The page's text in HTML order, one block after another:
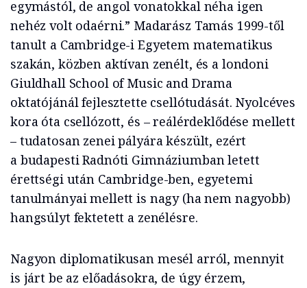
egymástól, de angol vonatokkal néha igen
nehéz volt odaérni.” Madarász Tamás 1999-től
tanult a Cambridge-i Egyetem matematikus
szakán, közben aktívan zenélt, és a londoni
Giuldhall School of Music and Drama
oktatójánál fejlesztette csellótudását. Nyolcéves
kora óta csellózott, és – reálérdeklődése mellett
– tudatosan zenei pályára készült, ezért
a budapesti Radnóti Gimnáziumban letett
érettségi után Cambridge-ben, egyetemi
tanulmányai mellett is nagy (ha nem nagyobb)
hangsúlyt fektetett a zenélésre.
Nagyon diplomatikusan mesél arról, mennyit
is járt be az előadásokra, de úgy érzem,